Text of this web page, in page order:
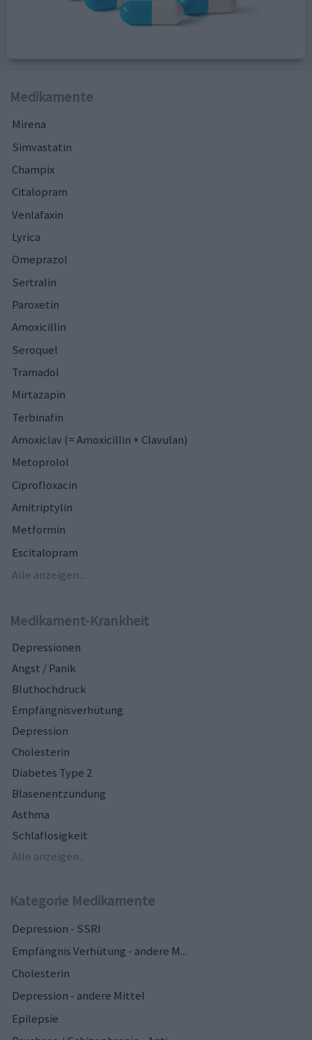
Medikamente
Mirena
Simvastatin
Champix
Citalopram
Venlafaxin
Lyrica
Omeprazol
Sertralin
Paroxetin
Amoxicillin
Seroquel
Tramadol
Mirtazapin
Terbinafin
Amoxiclav (= Amoxicillin + Clavulan)
Metoprolol
Ciprofloxacin
Amitriptylin
Metformin
Escitalopram
Alle anzeigen...
Medikament-Krankheit
Depressionen
Angst / Panik
Bluthochdruck
Empfängnisverhütung
Depression
Cholesterin
Diabetes Type 2
Blasenentzündung
Asthma
Schlaflosigkeit
Alle anzeigen...
Kategorie Medikamente
Depression - SSRI
Empfängnis Verhütung - andere M...
Cholesterin
Depression - andere Mittel
Epilepsie